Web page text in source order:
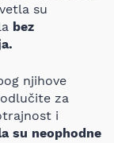
su
bez
njihove
za
i
su neophodne